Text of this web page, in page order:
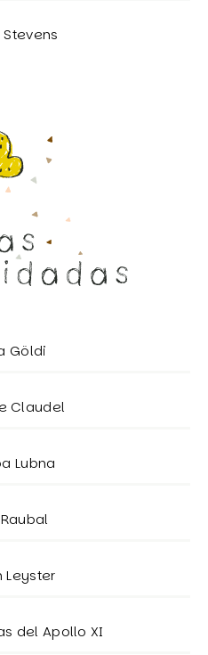
Göldi
Claudel
Lubna
Leyster
del Apollo XI